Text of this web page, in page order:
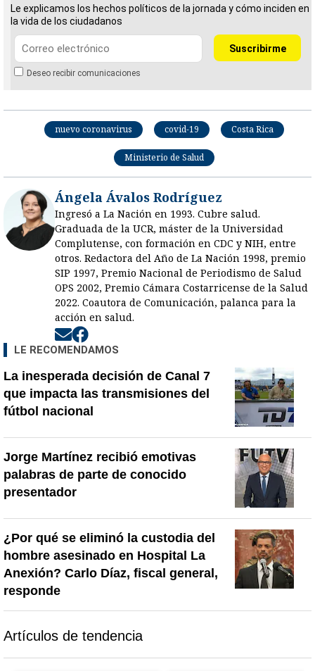
Le explicamos los hechos políticos de la jornada y cómo inciden en
la vida de los ciudadanos
Deseo recibir comunicaciones
nuevo coronavirus covid-19 Costa Rica
Ministerio de Salud
Ángela Ávalos Rodríguez
Ingresó a La Nación en 1993. Cubre salud.
Graduada de la UCR, máster de la Universidad
Complutense, con formación en CDC y NIH, entre
otros. Redactora del Año de La Nación 1998, premio
SIP 1997, Premio Nacional de Periodismo de Salud
OPS 2002, Premio Cámara Costarricense de la Salud
2022. Coautora de Comunicación, palanca para la
acción en salud.
Opens in new window
LE RECOMENDAMOS
La inesperada decisión de Canal 7
que impacta las transmisiones del
fútbol nacional
Jorge Martínez recibió emotivas
palabras de parte de conocido
presentador
¿Por qué se eliminó la custodia del
hombre asesinado en Hospital La
Anexión? Carlo Díaz, fiscal general,
responde
Artículos de tendencia